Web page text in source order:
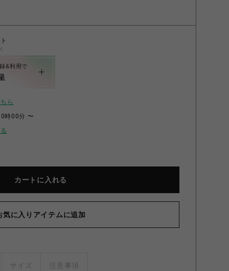
&利用で
ら
時00分 〜
カートに入れる
気に入りアイテムに追加
サイズ 注意事項